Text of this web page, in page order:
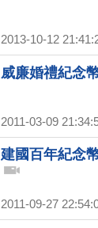
2013-10-12
威廉婚禮紀念
2011-03-09
建國百年紀念
2011-09-27